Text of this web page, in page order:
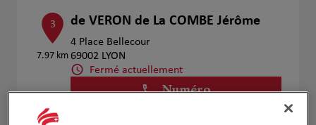
3
7.97 km
de VERON de La COMBE Jérôme
4 Place Bellecour
69002 LYON
Fermé actuellement
Numéro